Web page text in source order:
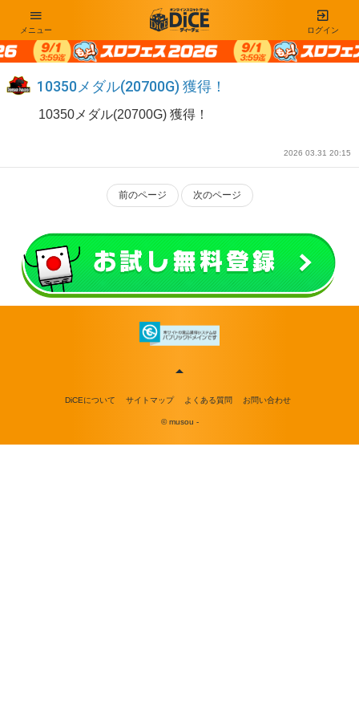
ログイン
メニュー
10350メダル(20700G) 獲得！
10350メダル(20700G) 獲得！
2026 03.31 20:15
前のページ 次のページ
DiCEについて サイトマップ よくある質問 お問い合わせ
© musou -